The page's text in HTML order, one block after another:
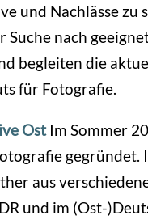
und Nachlässe
Suche nach
begleiten die
für Fotografie.
OstIm Sommer
aus
und im (Ost-